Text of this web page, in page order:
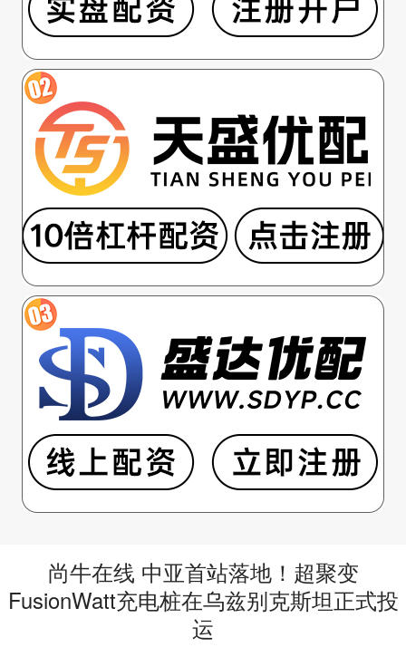
尚牛在线 中亚首站落地！超聚变
FusionWatt充电桩在乌兹别克斯坦正式投
运